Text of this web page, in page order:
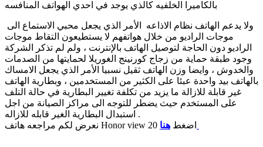
موجات الراديو من خلال هواتفهم لا يستطيعون التقاط موجات
الراديو دون الحاجة لتوصيل الهاتف بالإنترنت ، ولم لم تذكر الشركة
وجود طبقة حماية من زجاج كورنينج الغوريلا لحمايتها من الصدمات
والخدوش ، وايضا وزن الهاتف ثقيل نسبيا الأمر الذي يجعل الامساك
بالهاتف بيد واحدة عبئا على الكثير من المستخدمين ، وبطارية الهاتف
غير قابلة للازالة ما يزيد من تكلفة تغيير البطارية في حالة التلف
على المستخدم حيث يضطر للتوجه الى مراكز الصيانة من اجل
استبدال البطارية الغير قابله للازاله .
Honor view 20 اضغط هنا